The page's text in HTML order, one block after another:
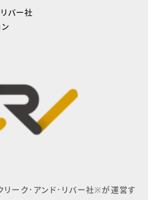
バー社
リーク･アンド･リバー社※が運営す